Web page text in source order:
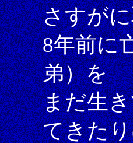
さすが
8年前に
弟）を
まだ生
てきた